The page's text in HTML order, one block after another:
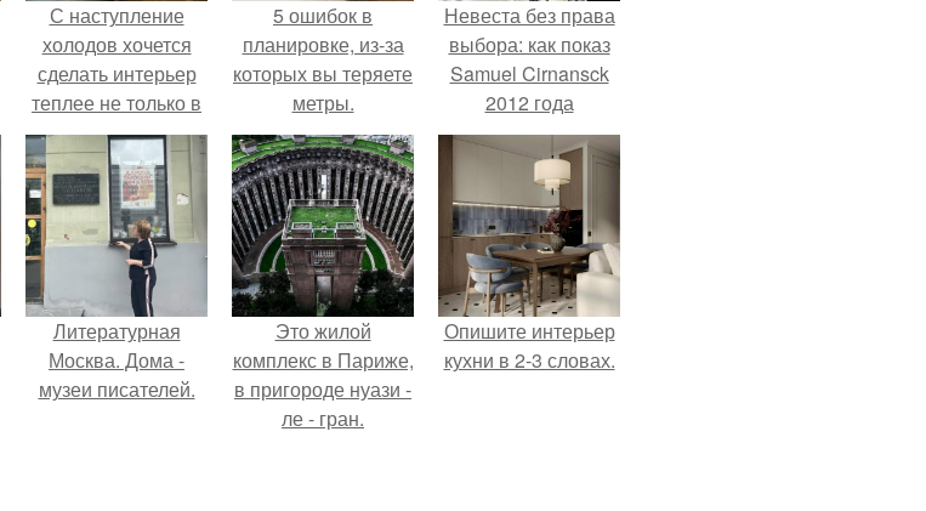
С наступление
холодов хочется
сделать интерьер
теплее не только в
визуальном плане.
5 ошибок в
планировке, из-за
которых вы теряете
метры.
Невеста без права
выбора: как показ
Samuel Cirnansck
2012 года
превратил подиум
в манифест против
принуждения.
Литературная
Москва. Дома -
музеи писателей.
Это жилой
комплекс в Париже,
в пригороде нуази -
ле - гран.
Опишите интерьер
кухни в 2-3 словах.